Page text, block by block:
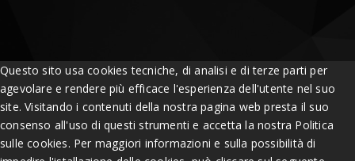
Questo sito usa cookies tecniche, di analisi e di terze parti per
agevolare e rendere più efficace l'esperienza dell'utente nel suo
site. Visitando i contenuti della nostra pagina web presta il suo
consenso all'uso di questi strumenti e accetta la nostra Politica
sulle cookies. Per maggiori informazioni e sulla possibilità di